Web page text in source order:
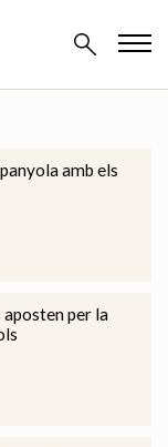
amb els
per la